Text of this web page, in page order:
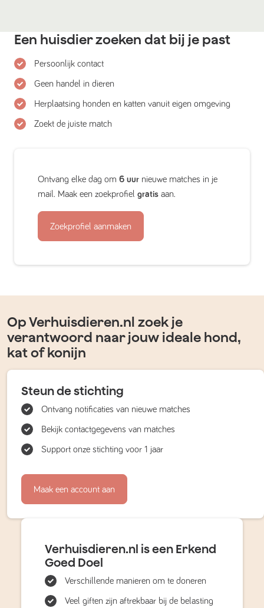
Een huisdier zoeken dat bij je past
Persoonlijk contact
Geen handel in dieren
Herplaatsing honden en katten vanuit eigen omgeving
Zoekt de juiste match
Ontvang elke dag om 6 uur nieuwe matches in je
mail. Maak een zoekprofiel gratis aan.
Zoekprofiel aanmaken
Op Verhuisdieren.nl zoek je
verantwoord naar jouw ideale hond,
kat of konijn
Steun de stichting
Ontvang notificaties van nieuwe matches
Bekijk contactgegevens van matches
Support onze stichting voor 1 jaar
Maak een account aan
Verhuisdieren.nl is een Erkend
Goed Doel
Verschillende manieren om te doneren
Veel giften zijn aftrekbaar bij de belasting